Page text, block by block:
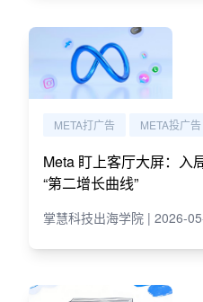
META打广告 META投广告
Meta 盯上客厅大屏：入
“第二增长曲线”
掌慧科技出海学院 | 2026-